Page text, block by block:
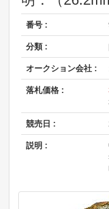
番号 :
分類 :
オークション会社 :
落札価格 :
競売日 :
説明 :